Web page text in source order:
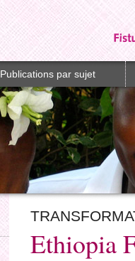
Publications par sujet
Ethiopia